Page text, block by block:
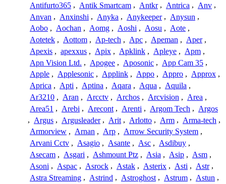
Antifurto365 , Antik Smartcam , Antkr , Antrica , Anv ,
Anvan , Anxinshi , Anyka , Anykeeper , Anysun ,
Aobo , Aochan , Aomg , Aoshi , Aosu , Aote ,
Aotetek , Aottom , Ap-tech , Apc , Apeman , Aper ,
Apexis , apexxus , Apix , Apklink , Apleye , Apm ,
Apn Vision Ltd. , Apogee , Aposonic , App Cam 35 ,
Apple , Applesonic , Applink , Appo , Appro , Approx ,
Aprica , Apti , Aptina , Aqara , Aqua , Aquila ,
Ar3210 , Aran , Arcctv , Archos , Arcvision , Area ,
Area51 , Arebi , Arecont , Arenti , Argom Tech , Argos
, Argus , Argusleader , Arit , Arlotto , Arm , Arma-tech ,
Armorview , Arnan , Arp , Arrow Security System ,
Arvani Cctv , Asagio , Asante , Asc , Asdibuy ,
Asecam , Asgari , Ashmount Ptz , Asia , Asip , Asm ,
Asoni , Aspac , Asrock , Astak , Asterix , Asti , Astr ,
Astra Streaming , Astrind , Astroghost , Astrum , Astun ,